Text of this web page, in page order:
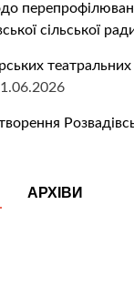
сільської
театральних
АРХІВИ